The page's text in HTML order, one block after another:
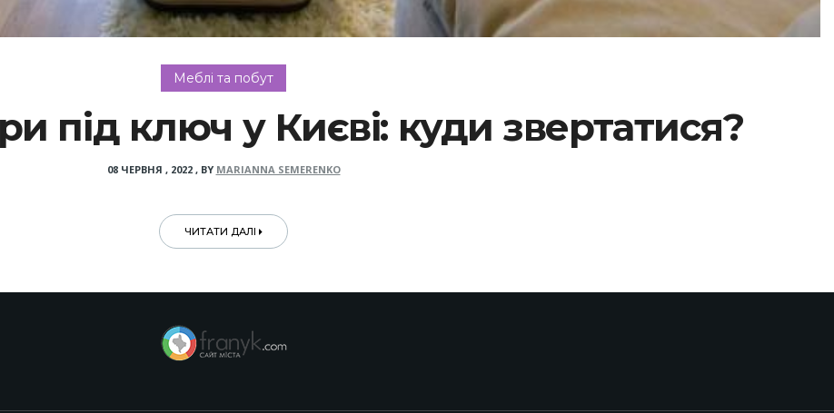
Меблі та побут
під ключ у Києві: куди звертатися?
08 ЧЕРВНЯ , 2022, BY MARIANNA SEMERENKO
ЧИТАТИ ДАЛІ